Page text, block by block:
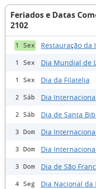
Feriados e Datas
2102
1 Sex Restauração da
1 Sex Dia Mundial de
1 Sex Dia da Filatelia
2 Sáb Dia
2 Sáb Dia de Santa
3 Dom Dia
3 Dom Dia
3 Dom Dia de São
4 Seg Dia Nacional da